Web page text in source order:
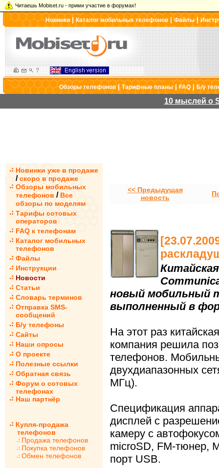
Читаешь Mobiset.ru - прими участие в форумах!
Новинки|Каталог мобильных телефонов |Файлы|
Обзоры телефонов|Тарифные планы|FAQ|Б/у
10 мыслей о
Новинки уже в продаже
/ скоро в продаже
Обзоры мобильных
телефонов / Все
обзоры по моделям
Тарифы сотовых
операторов
FAQ к телефонам
Каталог мобильных
телефонов
Файлы
Инструкции
Новости
Статьи
Словарь терминов
Отправка SMS-
сообщений
Б/у телефоны
Сайты
Наши опросы
О проекте
Полезные ссылки
Обратная связь
Форум о сотовых
телефонах
Наш партнёр
Купля-продажа
телефонов
Продажа телефонов
Покупка телефонов
Обмен телефонов
<< Предыдущая
новость
новый мобильный
выполненный в
На этот раз китайская
компания решила
телефонов.
двухдиапазонных
МГц).
Спецификация
дисплей с
камеру с
microSD, FM-тюнер,
порт USB.